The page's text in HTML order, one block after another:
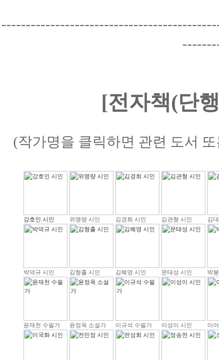
[전자책(단
(작가명을 클릭하면 관련 도서
강호인 시인 위맹량 시인 김경희 시인 김관형 시인 김
박덕규 시인 김형출 시인 김혜영 시인 문태성 시인 박
윤재천 수필가 윤정옥 소설가 이규석 수필가 이성이 시인 이